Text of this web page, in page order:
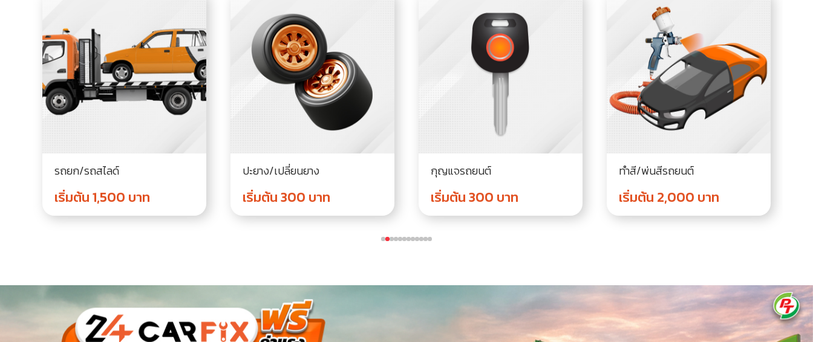
รถยก/รถสไลด์
เริ่มต้น 1,500 บาท
ปะยาง/เปลี่ยนยาง
เริ่มต้น 300 บาท
กุญแจรถยนต์
เริ่มต้น 300 บาท
ทำสี/พ่นสีรถยนต์
เริ่มต้น 2,000 บาท